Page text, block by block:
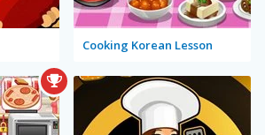
Cooking Korean Lesson